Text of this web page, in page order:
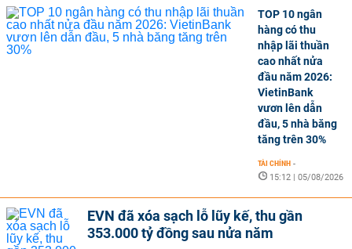
TOP 10 ngân
hàng có thu
nhập lãi thuần
cao nhất nửa
đầu năm 2026:
VietinBank
vươn lên dẫn
đầu, 5 nhà băng
tăng trên 30%
TÀI CHÍNH -
15:12 | 05/08/2026
EVN đã xóa sạch lỗ lũy kế, thu gần
353.000 tỷ đồng sau nửa năm